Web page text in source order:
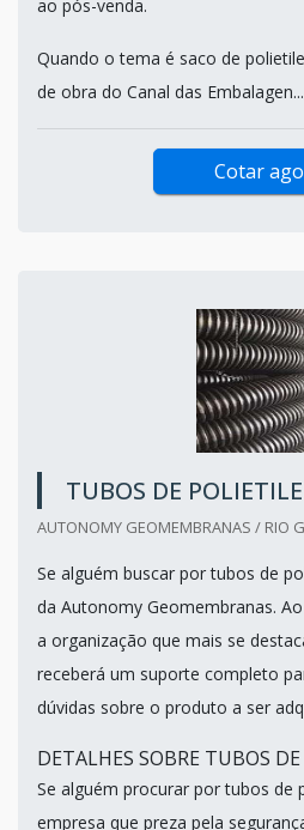
ao pós-venda.
Quando o tema é saco de
de obra do Canal das Embalagen...
Cotar
TUBOS DE
AUTONOMY GEOMEMBRANAS / RIO
Se alguém buscar por tubos de
da Autonomy Geomembranas.
a organização que mais se
receberá um suporte completo
dúvidas sobre o produto a ser
DETALHES SOBRE TUBOS
Se alguém procurar por tubos de
empresa que preza pela